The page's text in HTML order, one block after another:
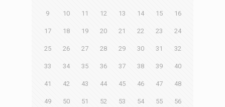
9 10 11 12 13 14 15 16
17 18 19 20 21 22 23 24
25 26 27 28 29 30 31 32
33 34 35 36 37 38 39 40
41 42 43 44 45 46 47 48
49 50 51 52 53 54 55 56